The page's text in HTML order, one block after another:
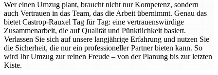
Wer einen Umzug plant, braucht nicht nur Kompetenz, sondern
auch Vertrauen in das Team, das die Arbeit übernimmt. Genau das
bietet Castrop-Rauxel Tag für Tag: eine vertrauenswürdige
Zusammenarbeit, die auf Qualität und Pünktlichkeit basiert.
Verlassen Sie sich auf unsere langjährige Erfahrung und nutzen Sie
die Sicherheit, die nur ein professioneller Partner bieten kann. So
wird Ihr Umzug zur reinen Freude – von der Planung bis zur letzten
Kiste.